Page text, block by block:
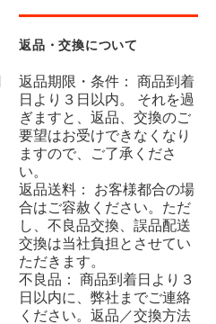
返品・交換について
返品期限・条件： 商品到着
日より３日以内。 それを過
ぎますと、返品、交換のご
要望はお受けできなくなり
ますので、ご了承くださ
い。
返品送料： お客様都合の場
合はご容赦ください。ただ
し、不良品交換、誤品配送
交換は当社負担とさせてい
ただきます。
不良品： 商品到着日より３
日以内に、弊社までご連絡
ください。返品／交換方法